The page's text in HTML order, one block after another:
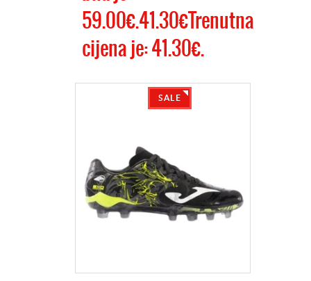
59.00€.41.30€Trenutna
cijena je: 41.30€.
SALE